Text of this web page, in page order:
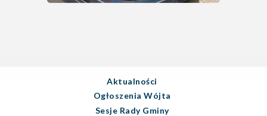
Aktualności
Ogłoszenia Wójta
Sesje Rady Gminy